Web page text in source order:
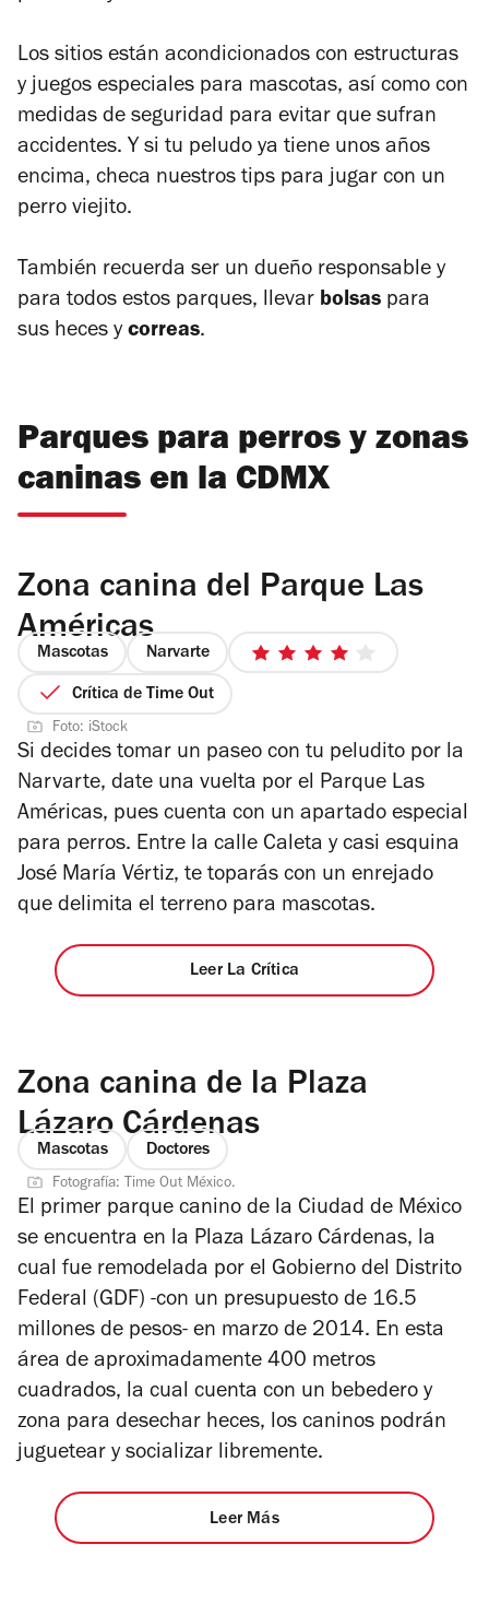
Los sitios están acondicionados con estructuras
y juegos especiales para mascotas, así como con
medidas de seguridad para evitar que sufran
accidentes. Y si tu peludo ya tiene unos años
encima, checa nuestros tips para jugar con un
perro viejito.
También recuerda ser un dueño responsable y
para todos estos parques, llevar bolsas para
sus heces y correas.
Parques para perros y zonas
caninas en la CDMX
Zona canina del Parque Las
Américas
Mascotas Narvarte
4
estrellas
Crítica de Time Out
Foto: iStock
Si decides tomar un paseo con tu peludito por la
Narvarte, date una vuelta por el Parque Las
Américas, pues cuenta con un apartado especial
para perros. Entre la calle Caleta y casi esquina
José María Vértiz, te toparás con un enrejado
que delimita el terreno para mascotas.
Leer La Crítica
Zona canina de la Plaza
Lázaro Cárdenas
Mascotas Doctores
Fotografía: Time Out México.
El primer parque canino de la Ciudad de México
se encuentra en la Plaza Lázaro Cárdenas, la
cual fue remodelada por el Gobierno del Distrito
Federal (GDF) -con un presupuesto de 16.5
millones de pesos- en marzo de 2014. En esta
área de aproximadamente 400 metros
cuadrados, la cual cuenta con un bebedero y
zona para desechar heces, los caninos podrán
juguetear y socializar libremente.
Leer Más